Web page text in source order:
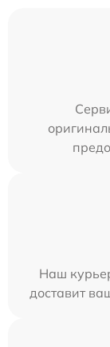
Наш
доставит